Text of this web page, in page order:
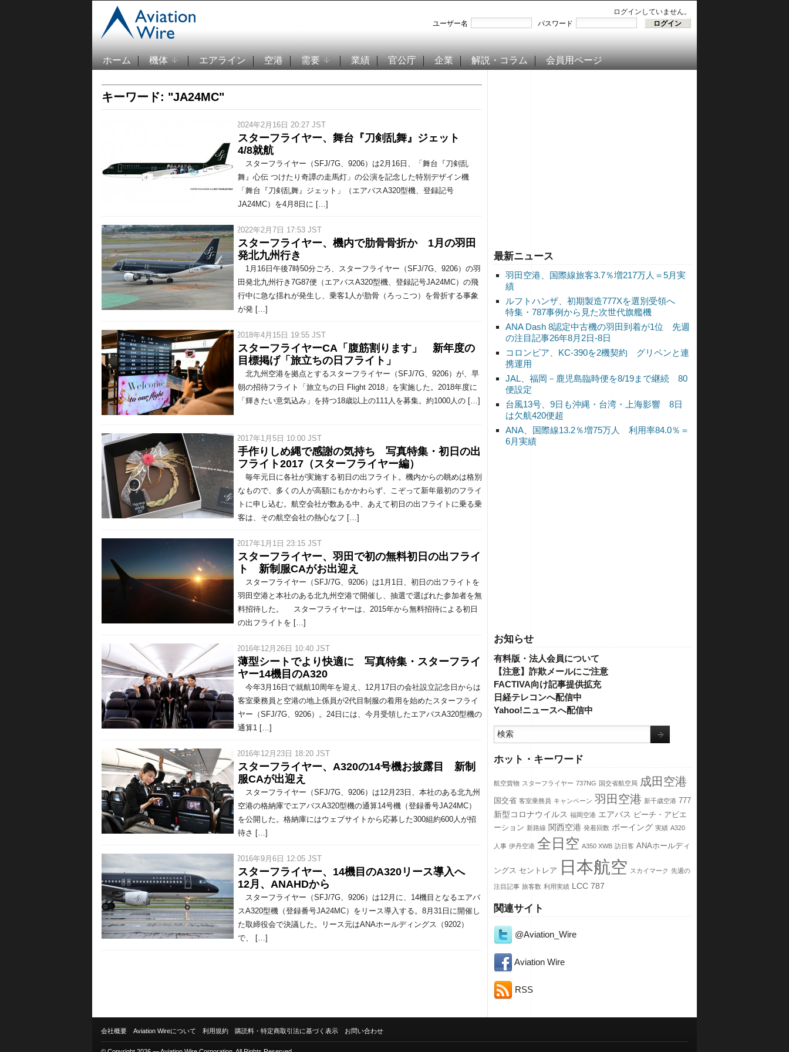
ログインしていません。
ユーザー名
パスワード
ホーム 機体 エアライン 空港 需要 業績 官公庁 企業 解説・コラム 会員用ページ
最新ニュース
羽田空港、国際線旅客3.7％増217万人＝5月実
績
ルフトハンザ、初期製造777Xを選別受領へ
特集・787事例から見た次世代旗艦機
ANA Dash 8認定中古機の羽田到着が1位 先週
の注目記事26年8月2日-8日
コロンビア、KC-390を2機契約 グリペンと連
携運用
JAL、福岡－鹿児島臨時便を8/19まで継続 80
便設定
台風13号、9日も沖縄・台湾・上海影響 8日
は欠航420便超
ANA、国際線13.2％増75万人 利用率84.0％＝
6月実績
お知らせ
有料版・法人会員について
【注意】詐欺メールにご注意
FACTIVA向け記事提供拡充
日経テレコンへ配信中
Yahoo!ニュースへ配信中
ホット・キーワード
航空貨物 スターフライヤー 737NG 国交省航空局 成田空港
国交省 客室乗務員 キャンペーン 羽田空港 新千歳空港 777
新型コロナウイルス 福岡空港 エアバス
ピーチ・アビエ
ーション 新路線 関西空港 発着回数 ボーイング 実績 A320
人事 伊丹空港 全日空 A350 XWB 訪日客 ANAホールディ
ングス セントレア 日本航空 スカイマーク 先週の
注目記事 旅客数 利用実績 LCC 787
関連サイト
@Aviation_Wire
Aviation Wire
RSS
キーワード: "JA24MC"
/ 2024年2月16日 20:27 JST
スターフライヤー、舞台『刀剣乱舞』ジェット
4/8就航
スターフライヤー（SFJ/7G、9206）は2月16日、「舞台『刀剣乱
舞』心伝 つけたり奇譚の走馬灯」の公演を記念した特別デザイン機
「舞台『刀剣乱舞』ジェット」（エアバスA320型機、登録記号
JA24MC）を4月8日に […]
/ 2022年2月7日 17:53 JST
スターフライヤー、機内で肋骨骨折か 1月の羽田
発北九州行き
1月16日午後7時50分ごろ、スターフライヤー（SFJ/7G、9206）の羽
田発北九州行き7G87便（エアバスA320型機、登録記号JA24MC）の飛
行中に急な揺れが発生し、乗客1人が肋骨（ろっこつ）を骨折する事象
が発 […]
/ 2018年4月15日 19:55 JST
スターフライヤーCA「腹筋割ります」 新年度の
目標掲げ「旅立ちの日フライト」
北九州空港を拠点とするスターフライヤー（SFJ/7G、9206）が、早
朝の招待フライト「旅立ちの日 Flight 2018」を実施した。2018年度に
「輝きたい意気込み」を持つ18歳以上の111人を募集。約1000人の […]
/ 2017年1月5日 10:00 JST
手作りしめ縄で感謝の気持ち 写真特集・初日の出
フライト2017（スターフライヤー編）
毎年元日に各社が実施する初日の出フライト。機内からの眺めは格別
なもので、多くの人が高額にもかかわらず、こぞって新年最初のフライ
トに申し込む。航空会社が数ある中、あえて初日の出フライトに乗る乗
客は、その航空会社の熱心なフ […]
/ 2017年1月1日 23:15 JST
スターフライヤー、羽田で初の無料初日の出フライ
ト 新制服CAがお出迎え
スターフライヤー（SFJ/7G、9206）は1月1日、初日の出フライトを
羽田空港と本社のある北九州空港で開催し、抽選で選ばれた参加者を無
料招待した。 スターフライヤーは、2015年から無料招待による初日
の出フライトを […]
/ 2016年12月26日 10:40 JST
薄型シートでより快適に 写真特集・スターフライ
ヤー14機目のA320
今年3月16日で就航10周年を迎え、12月17日の会社設立記念日からは
客室乗務員と空港の地上係員が2代目制服の着用を始めたスターフライ
ヤー（SFJ/7G、9206）。24日には、今月受領したエアバスA320型機の
通算1 […]
/ 2016年12月23日 18:20 JST
スターフライヤー、A320の14号機お披露目 新制
服CAが出迎え
スターフライヤー（SFJ/7G、9206）は12月23日、本社のある北九州
空港の格納庫でエアバスA320型機の通算14号機（登録番号JA24MC）
を公開した。格納庫にはウェブサイトから応募した300組約600人が招
待さ […]
/ 2016年9月6日 12:05 JST
スターフライヤー、14機目のA320リース導入へ
12月、ANAHDから
スターフライヤー（SFJ/7G、9206）は12月に、14機目となるエアバ
スA320型機（登録番号JA24MC）をリース導入する。8月31日に開催し
た取締役会で決議した。リース元はANAホールディングス（9202）
で、 […]
会社概要 Aviation Wireについて 利用規約 購読料・特定商取引法に基づく表示 お問い合わせ